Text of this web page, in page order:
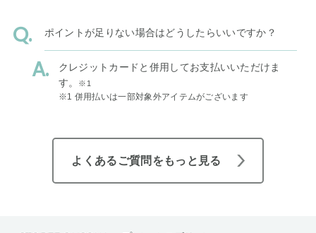
ポイントが足りない場合はどうしたらいいですか？
クレジットカードと併用してお支払いいただけま
す。
※1
※1 併用払いは一部対象外アイテムがございます
よくあるご質問をもっと見る